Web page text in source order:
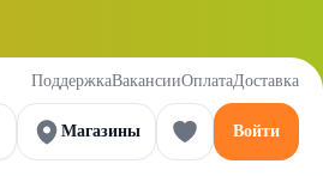
ПоддержкаВакансииОплатаДоставка
Магазины Войти